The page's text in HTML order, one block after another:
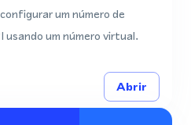
um número de
um número virtual.
Abrir